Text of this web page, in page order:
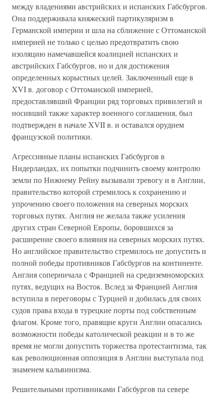
между владениями австрийских и испанских Габсбургов.
Она поддерживала княжеский партикуляризм в
Германской империи и шла на сближение с Оттоманской
империей не только с целью предотвратить свою
изоляцию намечавшейся коалицией испанских и
австрийских Габсбургов, но и для достижения
определенных корыстных целей. Заключенный еще в
XVI в. договор с Оттоманской империей,
предоставлявший Франции ряд торговых привилегий и
носивший также характер военного соглашения, был
подтвержден в начале XVII в. и оставался орудием
французской политики.
Агрессивные планы испанских Габсбургов в
Нидерландах, их попытки подчинить своему контролю
земли по Нижнему Рейну вызывали тревогу и в Англии,
правительство которой стремилось к сохранению и
упрочению своего положения на северных морских
торговых путях. Англия не желала также усиления
других стран Северной Европы, боровшихся за
расширение своего влияния на северных морских путях.
Но английское правительство стремилось не допустить и
полной победы противников Габсбургов на континенте.
Англия соперничала с Францией на средиземноморских
путях, ведущих на Восток. Вслед за Францией Англия
вступила в переговоры с Турцией и добилась для своих
судов права входа в турецкие порты под собственным
флагом. Кроме того, правящие круги Англии опасались
возможности победы католической реакции и в то же
время не могли допустить торжества протестантизма, так
как революционная оппозиция в Англии выступала под
знаменем кальвинизма.
Решительными противниками Габсбургов па севере